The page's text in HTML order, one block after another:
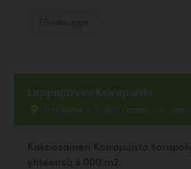
Lappajärven Koirapuisto
Erkkiläntie 2, 62600 Lappajärvi,
Kaksiosainen Koirapuisto
yhteensä 3 000 m2.